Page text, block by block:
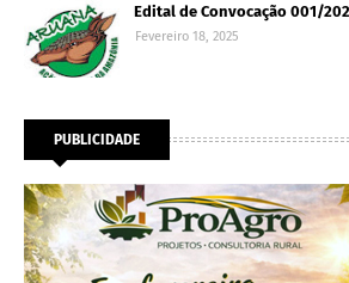
Edital de Convocação 001/
Fevereiro 18, 2025
PUBLICIDADE